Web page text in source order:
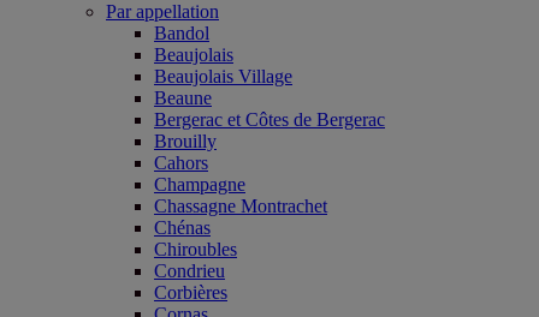
Par appellation
Bandol
Beaujolais
Beaujolais Village
Beaune
Bergerac et Côtes de Bergerac
Brouilly
Cahors
Champagne
Chassagne Montrachet
Chénas
Chiroubles
Condrieu
Corbières